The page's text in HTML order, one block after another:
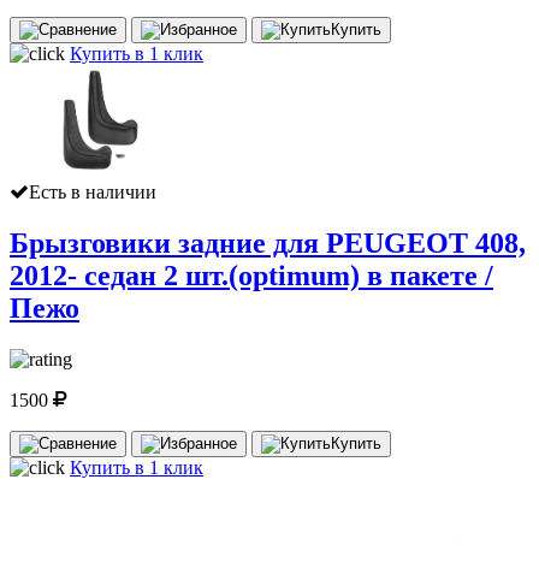
Купить
Купить в 1 клик
Есть в наличии
Брызговики задние для PEUGEOT 408,
2012- седан 2 шт.(optimum) в пакете /
Пежо
1500
Купить
Купить в 1 клик